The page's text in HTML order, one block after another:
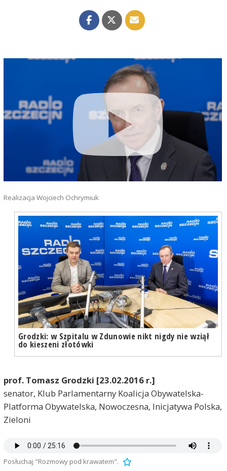
Realizacja Wojciech Ochrymiuk
Grodzki: w Szpitalu w Zdunowie nikt nigdy nie wziął
do kieszeni złotówki
prof. Tomasz Grodzki [23.02.2016 r.]
senator, Klub Parlamentarny Koalicja Obywatelska-
Platforma Obywatelska, Nowoczesna, Inicjatywa Polska,
Zieloni
Posłuchaj "Rozmowy pod krawatem".